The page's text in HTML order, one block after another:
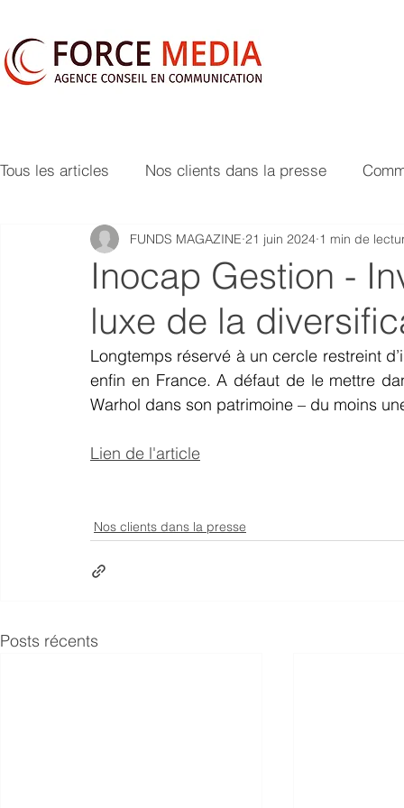
Tous les articles Nos clients dans la presse
Inocap Gestion -
luxe de la
FUNDS MAGAZINE 21 juin 2024 1 min de
Longtemps réservé à un cercle restreint
enfin en France. A défaut de le mettre
Warhol dans son patrimoine – du moins
Lien de l'article
Nos clients dans la presse
Posts récents